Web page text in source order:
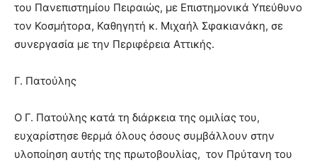
του Πανεπιστημίου Πειραιώς, με Επιστημονικά Υπεύθυνο
τον Κοσμήτορα, Καθηγητή κ. Μιχαήλ Σφακιανάκη, σε
συνεργασία με την Περιφέρεια Αττικής.
Γ. Πατούλης
Ο Γ. Πατούλης κατά τη διάρκεια της ομιλίας του,
ευχαρίστησε θερμά όλους όσους συμβάλλουν στην
υλοποίηση αυτής της πρωτοβουλίας, τον Πρύτανη του